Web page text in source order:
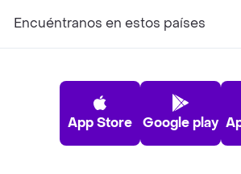
Encuéntranos en estos países
App Store Google play